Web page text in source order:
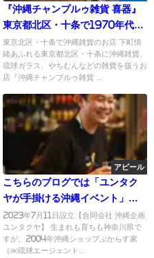
『沖縄チャンプルゥ雑貨 喜器』
東京都北区・十条で1970年代が
コンセプトの店【琉球ガラス、
やちむん】
東京北区・十条で沖縄雑貨のお店 下町情
緒あふれる東京都北区・十条に沖縄雑貨、
琉球ガラス、やちむんなどの雑貨を扱うお
店『沖縄チャンプルゥ雑貨 ...
アピール
こちらのブログでは「ユンタク
ヤが手掛ける沖縄イベント」
「独自目線で感じた沖縄情報」
などをお届けしていきます
2023年7月11日設立【合同会社 沖縄企画
ユンタクヤ】 生まれも育ちも神奈川県で
すが、2004年沖縄ショップぷからす家
（㈱琉球エージェント...